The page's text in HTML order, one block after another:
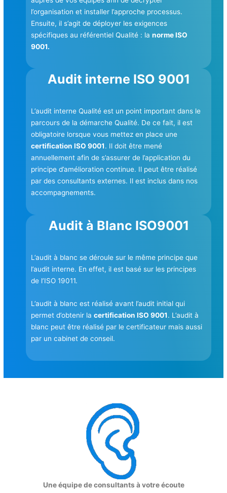
l’organisation et installer l’approche processus.
Ensuite, il s’agit de déployer les exigences
spécifiques au référentiel Qualité : lanorme ISO
9001.
Audit interne ISO 9001
L’audit interne Qualité est un point important dans le
parcours de la démarche Qualité. De ce fait, il est
obligatoire lorsque vous mettez en place une
certification ISO 9001. Il doit être mené
annuellement afin de s’assurer de l’application du
principe d’amélioration continue. Il peut être réalisé
par des consultants externes. Il est inclus dans nos
accompagnements.
Audit à Blanc ISO9001
L’audit à blanc se déroule sur le même principe que
l’audit interne. En effet, il est basé sur les principes
de l’ISO 19011.
L’audit à blanc est réalisé avant l’audit initial qui
permet d’obtenir lacertification ISO 9001. L’audit à
blanc peut être réalisé par le certificateur mais aussi
par un cabinet de conseil.
Une équipe de consultants à votre écoute